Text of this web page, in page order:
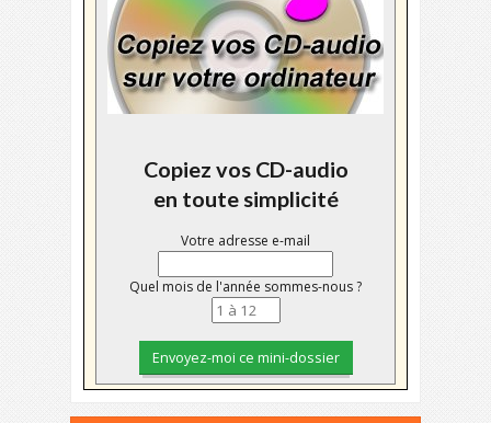
Copiez vos CD-audio
en toute simplicité
Votre adresse e-mail
Quel mois de l'année sommes-nous ?